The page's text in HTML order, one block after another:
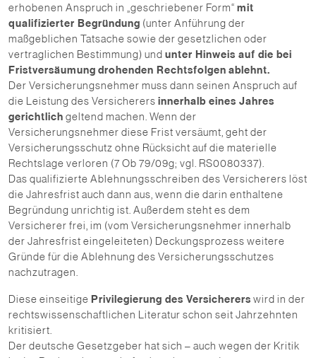
erhobenen Anspruch in „geschriebener Form“ mit
qualifizierter Begründung (unter Anführung der
maßgeblichen Tatsache sowie der gesetzlichen oder
vertraglichen Bestimmung) und unter Hinweis auf die bei
Fristversäumung drohenden Rechtsfolgen ablehnt.
Der Versicherungsnehmer muss dann seinen Anspruch auf
die Leistung des Versicherers innerhalb eines Jahres
gerichtlich geltend machen. Wenn der
Versicherungsnehmer diese Frist versäumt, geht der
Versicherungsschutz ohne Rücksicht auf die materielle
Rechtslage verloren (7 Ob 79/09g; vgl. RS0080337).
Das qualifizierte Ablehnungsschreiben des Versicherers löst
die Jahresfrist auch dann aus, wenn die darin enthaltene
Begründung unrichtig ist. Außerdem steht es dem
Versicherer frei, im (vom Versicherungsnehmer innerhalb
der Jahresfrist eingeleiteten) Deckungsprozess weitere
Gründe für die Ablehnung des Versicherungsschutzes
nachzutragen.
Diese einseitige Privilegierung des Versicherers wird in der
rechtswissenschaftlichen Literatur schon seit Jahrzehnten
kritisiert.
Der deutsche Gesetzgeber hat sich – auch wegen der Kritik